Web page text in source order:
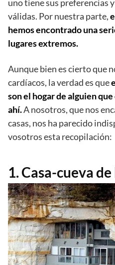
uno tiene sus preferencias
válidas. Por nuestra parte,
hemos encontrado una
lugares extremos.
Aunque bien es cierto que
cardíacos, la verdad es que
son el hogar de alguien
ahí.A nosotros, que nos
casas, nos ha parecido
vosotros esta recopilación:
1. Casa-cueva